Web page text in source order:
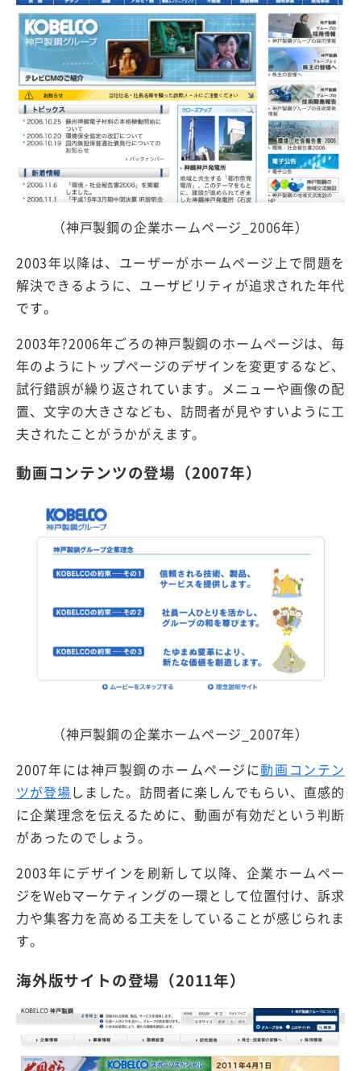
（神戸製鋼の企業ホームページ_2006年）
2003年以降は、ユーザーがホームページ上で問題を
解決できるように、ユーザビリティが追求された年代
です。
2003年?2006年ごろの神戸製鋼のホームページは、毎
年のようにトップページのデザインを変更するなど、
試行錯誤が繰り返されています。メニューや画像の配
置、文字の大きさなども、訪問者が見やすいように工
夫されたことがうかがえます。
動画コンテンツの登場（2007年）
（神戸製鋼の企業ホームページ_2007年）
2007年には神戸製鋼のホームページに動画コンテン
ツが登場しました。訪問者に楽しんでもらい、直感的
に企業理念を伝えるために、動画が有効だという判断
があったのでしょう。
2003年にデザインを刷新して以降、企業ホームペー
ジをWebマーケティングの一環として位置付け、訴求
力や集客力を高める工夫をしていることが感じられま
す。
海外版サイトの登場（2011年）